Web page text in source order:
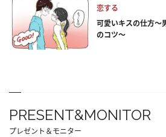
恋する
可愛いキスの仕方～
のコツ～
PRESENT&MONITOR
プレゼント＆モニター